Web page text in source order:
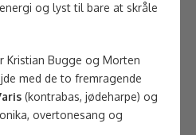
og lyst til bare at skråle
Kristian Bugge og Morten
med de to fremragende
(kontrabas, jødeharpe) og
overtonesang og